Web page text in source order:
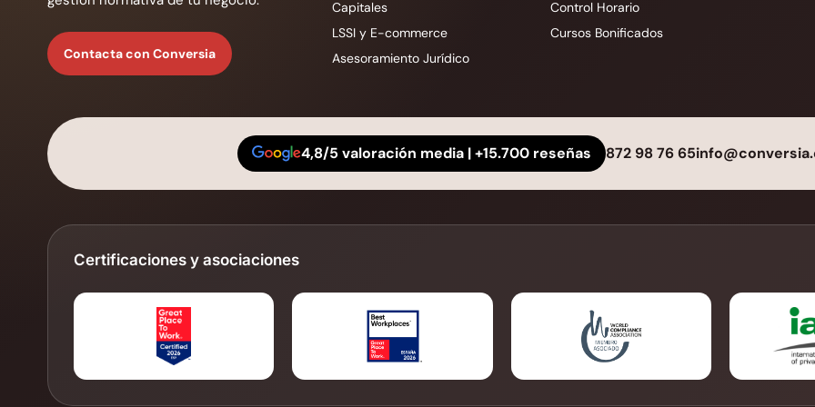
Contacta con Conversia
Capitales
LSSI y E-commerce
Asesoramiento Jurídico
Control Horario
Cursos Bonificados
4,8/5 valoración media | +15.700 reseñas 872 98 76 65
Certificaciones y asociaciones